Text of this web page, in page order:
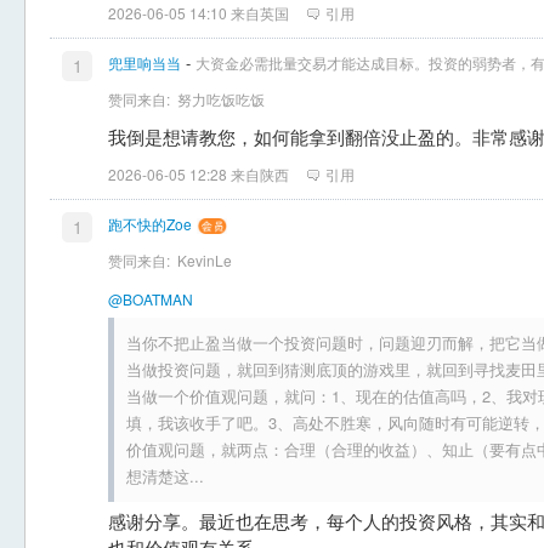
2026-06-05 14:10 来自英国 引用
1 兜里响当当 - 大资金必需批量交易才能达成目标。投资的弱势者，
赞同来自: 努力吃饭吃饭
我倒是想请教您，如何能拿到翻倍没止盈的。非常感
2026-06-05 12:28 来自陕西 引用
1
跑不快的Zoe
赞同来自: KevinLe
@BOATMAN
当你不把止盈当做一个投资问题时，问题迎刃而解，把它
当做投资问题，就回到猜测底顶的游戏里，就回到寻找麦
当做一个价值观问题，就问：1、现在的估值高吗，2、我
填，我该收手了吧。3、高处不胜寒，风向随时有可能逆转
价值观问题，就两点：合理（合理的收益）、知止（要有点
想清楚这...
感谢分享。最近也在思考，每个人的投资风格，其实